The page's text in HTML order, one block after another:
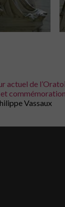
actuel de
commémoration
Vassaux